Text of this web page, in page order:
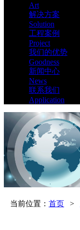
Art
解决方案
Solution
工程案例
Project
我们的优势
Goodness
新闻中心
News
联系我们
Application
当前位置： 首页>